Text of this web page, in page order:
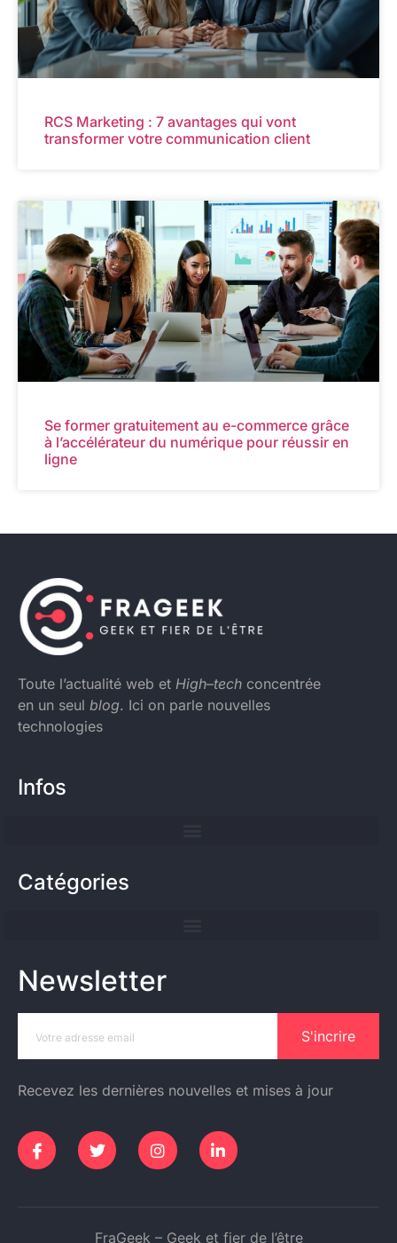
RCS Marketing : 7 avantages qui vont
transformer votre communication client
Se former gratuitement au e-commerce grâce
à l’accélérateur du numérique pour réussir en
ligne
Toute l’actualité web et High–tech concentrée
en un seul blog. Ici on parle nouvelles
technologies
Infos
Catégories
Newsletter
S'incrire
Recevez les dernières nouvelles et mises à jour
FraGeek – Geek et fier de l’être